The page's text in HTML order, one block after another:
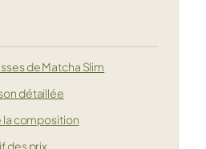
de Matcha Slim
détaillée
la composition
des prix